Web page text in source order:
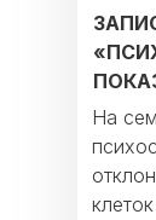
На